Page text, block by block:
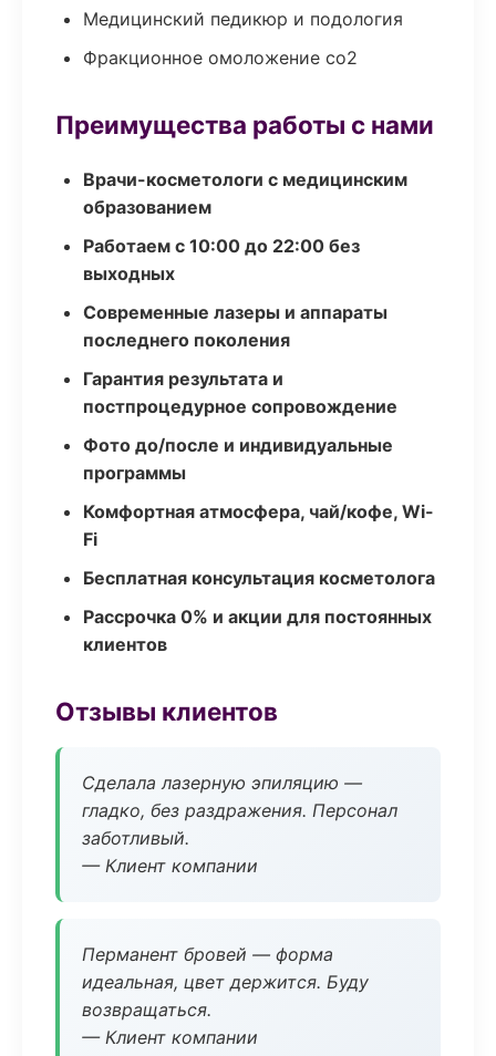
Медицинский педикюр и подология
Фракционное омоложение co2
Преимущества работы с нами
Врачи-косметологи с медицинским
образованием
Работаем с 10:00 до 22:00 без
выходных
Современные лазеры и аппараты
последнего поколения
Гарантия результата и
постпроцедурное сопровождение
Фото до/после и индивидуальные
программы
Комфортная атмосфера, чай/кофе, Wi-
Fi
Бесплатная консультация косметолога
Рассрочка 0% и акции для постоянных
клиентов
Отзывы клиентов
Сделала лазерную эпиляцию —
гладко, без раздражения. Персонал
заботливый.
— Клиент компании
Перманент бровей — форма
идеальная, цвет держится. Буду
возвращаться.
— Клиент компании